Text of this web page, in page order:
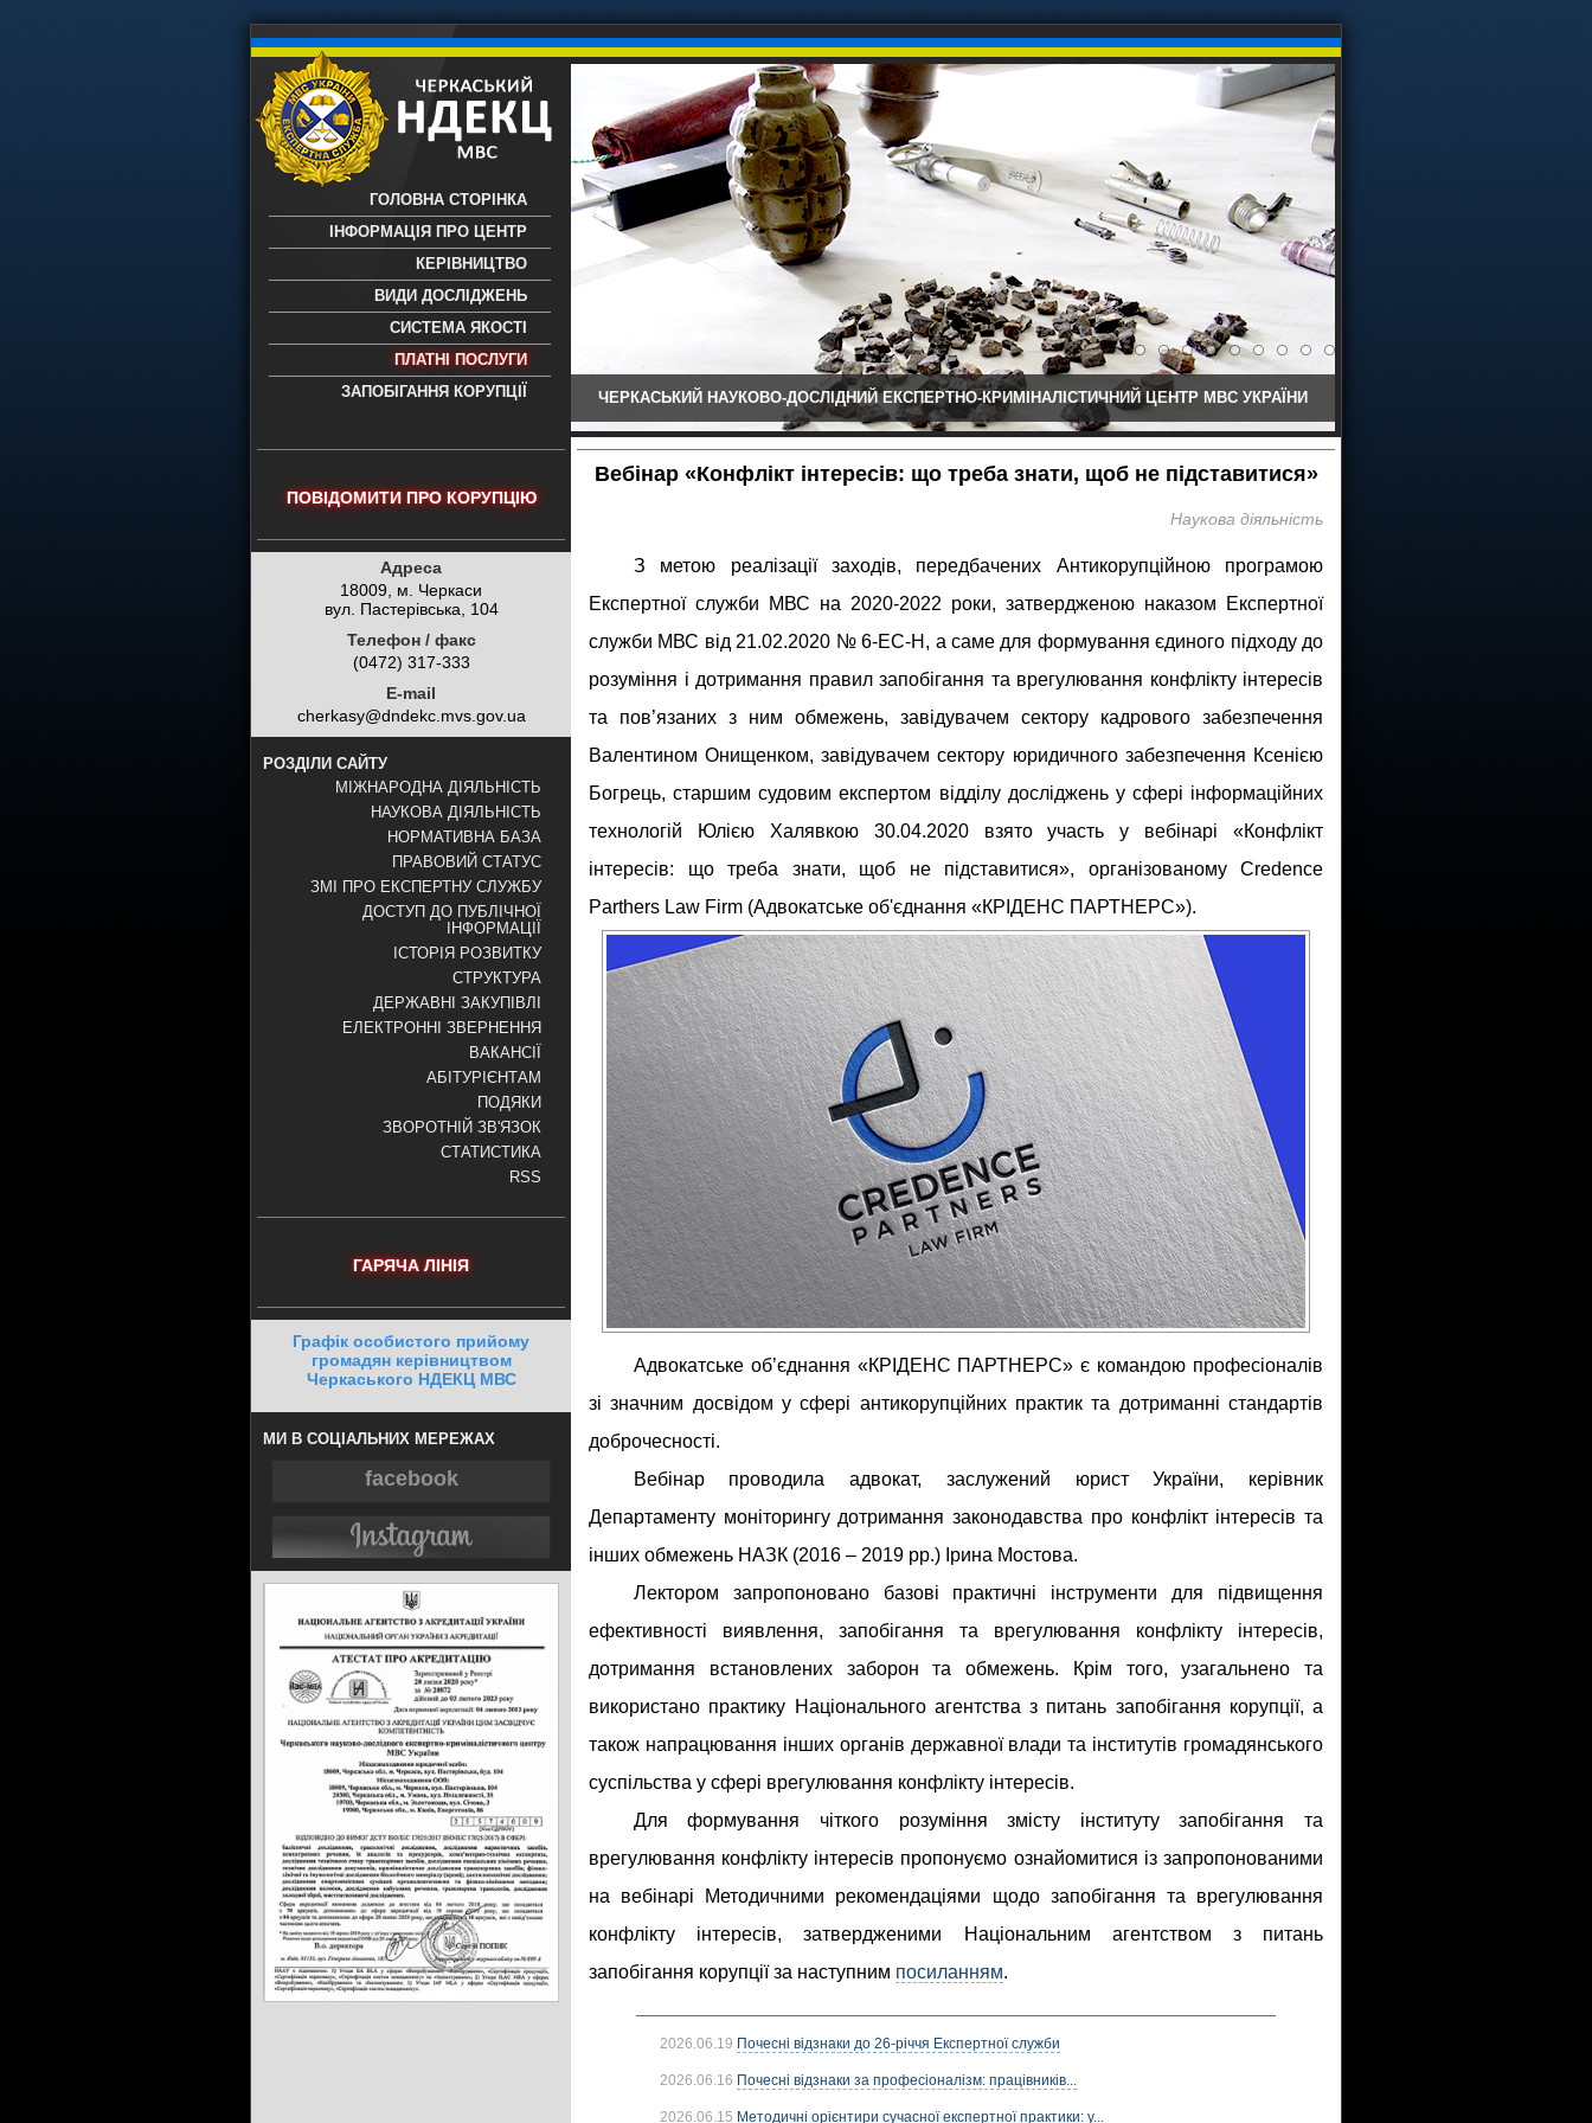
науково-дослідний експертно-
- проведення всих видів судових
експертиз
ГОЛОВНА СТОРІНКА
ІНФОРМАЦІЯ ПРО ЦЕНТР
КЕРІВНИЦТВО
ВИДИ ДОСЛІДЖЕНЬ
СИСТЕМА ЯКОСТІ
ПЛАТНІ ПОСЛУГИ
ЗАПОБІГАННЯ КОРУПЦІЇ
ЧЕРКАСЬКИЙ НАУКОВО-ДОСЛІДНИЙ ЕКСПЕРТНО-КРИМІНАЛІСТИЧНИЙ ЦЕНТР МВС УКРАЇНИ
ПОВІДОМИТИ ПРО КОРУПЦІЮ
Адреса
18009, м. Черкаси
вул. Пастерівська, 104
Телефон / факс
(0472) 317-333
E-mail
cherkasy@dndekc.mvs.gov.ua
РОЗДІЛИ САЙТУ
МІЖНАРОДНА ДІЯЛЬНІСТЬ
НАУКОВА ДІЯЛЬНІСТЬ
НОРМАТИВНА БАЗА
ПРАВОВИЙ СТАТУС
ЗМІ ПРО ЕКСПЕРТНУ СЛУЖБУ
ДОСТУП ДО ПУБЛІЧНОЇ
ІНФОРМАЦІЇ
ІСТОРІЯ РОЗВИТКУ
СТРУКТУРА
ДЕРЖАВНІ ЗАКУПІВЛІ
ЕЛЕКТРОННІ ЗВЕРНЕННЯ
ВАКАНСІЇ
АБІТУРІЄНТАМ
ПОДЯКИ
ЗВОРОТНІЙ ЗВ'ЯЗОК
СТАТИСТИКА
RSS
ГАРЯЧА ЛІНІЯ
Графік особистого прийому
громадян керівництвом
Черкаського НДЕКЦ МВС
МИ В СОЦІАЛЬНИХ МЕРЕЖАХ
facebook
Вебінар «Конфлікт інтересів: що треба знати, щоб не підставитися»
Наукова діяльність
З метою реалізації заходів, передбачених Антикорупційною програмою
Експертної служби МВС на 2020-2022 роки, затвердженою наказом Експертної
служби МВС від 21.02.2020 № 6-ЕС-Н, а саме для формування єдиного підходу до
розуміння і дотримання правил запобігання та врегулювання конфлікту інтересів
та пов’язаних з ним обмежень, завідувачем сектору кадрового забезпечення
Валентином Онищенком, завідувачем сектору юридичного забезпечення Ксенією
Богрець, старшим судовим експертом відділу досліджень у сфері інформаційних
технологій Юлією Халявкою 30.04.2020 взято участь у вебінарі «Конфлікт
інтересів: що треба знати, щоб не підставитися», організованому Credence
Parthers Law Firm (Адвокатське об'єднання «КРІДЕНС ПАРТНЕРС»).
Адвокатське об’єднання «КРІДЕНС ПАРТНЕРС» є командою професіоналів
зі значним досвідом у сфері антикорупційних практик та дотриманні стандартів
доброчесності.
Вебінар проводила адвокат, заслужений юрист України, керівник
Департаменту моніторингу дотримання законодавства про конфлікт інтересів та
інших обмежень НАЗК (2016 – 2019 рр.) Ірина Мостова.
Лектором запропоновано базові практичні інструменти для підвищення
ефективності виявлення, запобігання та врегулювання конфлікту інтересів,
дотримання встановлених заборон та обмежень. Крім того, узагальнено та
використано практику Національного агентства з питань запобігання корупції, а
також напрацювання інших органів державної влади та інститутів громадянського
суспільства у сфері врегулювання конфлікту інтересів.
Для формування чіткого розуміння змісту інституту запобігання та
врегулювання конфлікту інтересів пропонуємо ознайомитися із запропонованими
на вебінарі Методичними рекомендаціями щодо запобігання та врегулювання
конфлікту інтересів, затвердженими Національним агентством з питань
запобігання корупції за наступним посиланням.
2026.06.19 Почесні відзнаки до 26-річчя Експертної служби
2026.06.16 Почесні відзнаки за професіоналізм: працівників...
2026.06.15 Методичні орієнтири сучасної експертної практики: у...